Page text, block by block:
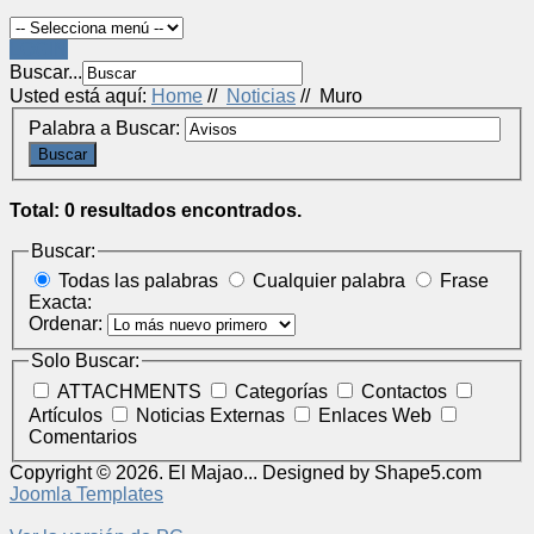
Buscar...
Usted está aquí: Home // Noticias // Muro
Palabra a Buscar:
Buscar
Total: 0 resultados encontrados.
Buscar:
Todas las palabras
Cualquier palabra
Frase
Exacta:
Ordenar:
Solo Buscar:
ATTACHMENTS
Categorías
Contactos
Artículos
Noticias Externas
Enlaces Web
Comentarios
Copyright © 2026. El Majao... Designed by Shape5.com
Joomla Templates